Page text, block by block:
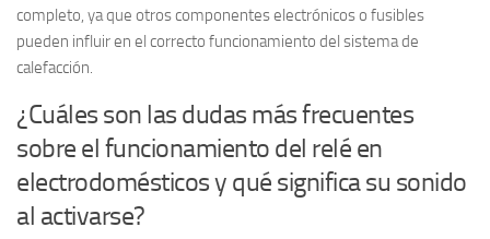
completo, ya que otros componentes electrónicos o fusibles
pueden influir en el correcto funcionamiento del sistema de
calefacción.
¿Cuáles son las dudas más frecuentes
sobre el funcionamiento del relé en
electrodomésticos y qué significa su sonido
al activarse?